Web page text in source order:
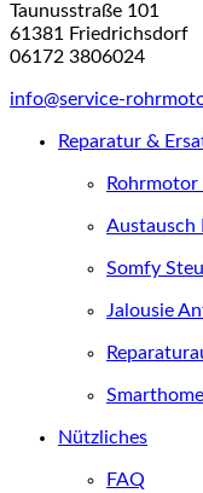
Taunusstraße 101
61381 Friedrichsdorf
06172 3806024
info@service-
Reparatur &
Austausch
Somfy
Jalousie
Nützliches
FAQ